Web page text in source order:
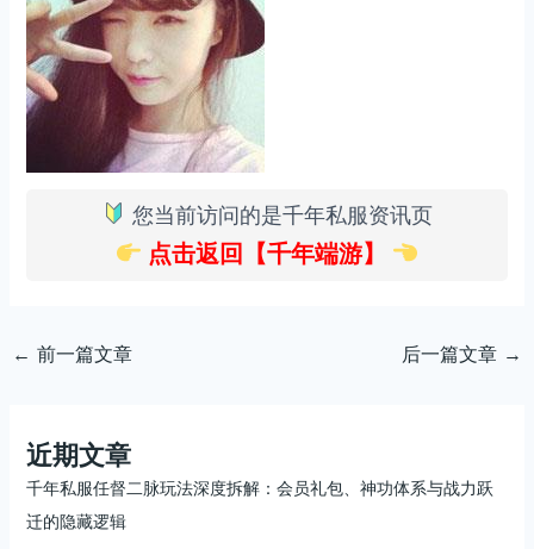
您当前访问的是千年私服资讯页
点击返回【千年端游】
← 前一篇文章 后一篇文章 →
近期文章
千年私服任督二脉玩法深度拆解：会员礼包、神功体系与战力跃
迁的隐藏逻辑